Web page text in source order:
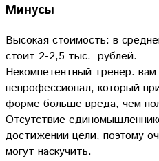
Минусы
Высокая стоимость: в
стоит 2-2,5 тыс. рублей.
Некомпетентный тренер:
непрофессионал, который
форме больше вреда, чем
Отсутствие
достижении цели, поэтому
могут наскучить.